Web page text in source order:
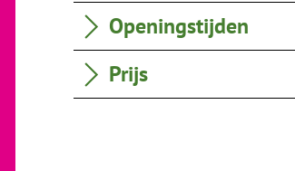
Openingstijden
Prijs